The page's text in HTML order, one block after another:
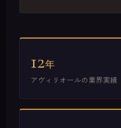
12年
アヴィリオールの業界実績